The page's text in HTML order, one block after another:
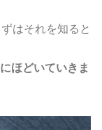
はそれを知ると
ほどいていきま